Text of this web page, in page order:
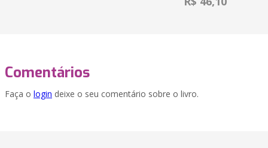
Comentários
Faça o login deixe o seu comentário sobre o livro.